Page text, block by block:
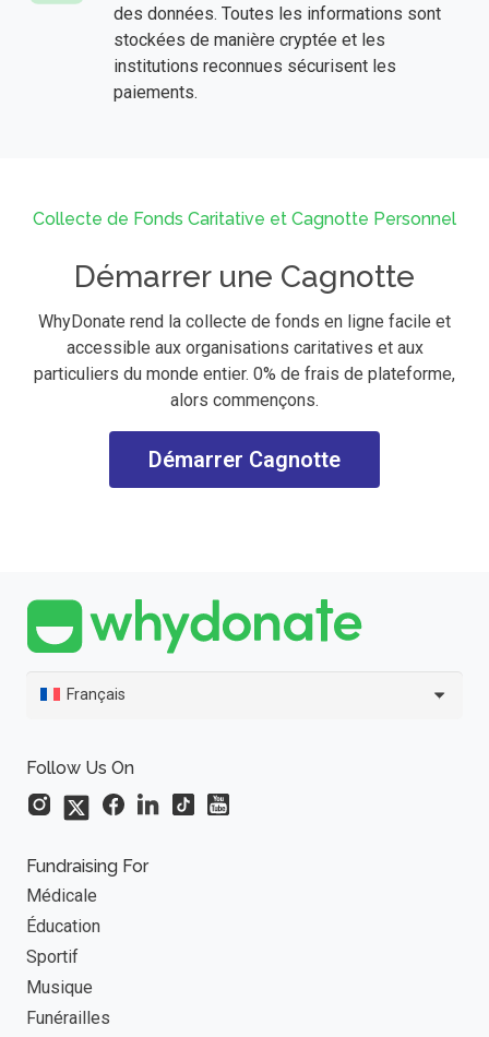
des données. Toutes les informations sont
stockées de manière cryptée et les
institutions reconnues sécurisent les
paiements.
Collecte de Fonds Caritative et Cagnotte Personnel
Démarrer une Cagnotte
WhyDonate rend la collecte de fonds en ligne facile et
accessible aux organisations caritatives et aux
particuliers du monde entier. 0% de frais de plateforme,
alors commençons.
Démarrer Cagnotte
Français
Follow Us On
Fundraising For
Médicale
Éducation
Sportif
Musique
Funérailles